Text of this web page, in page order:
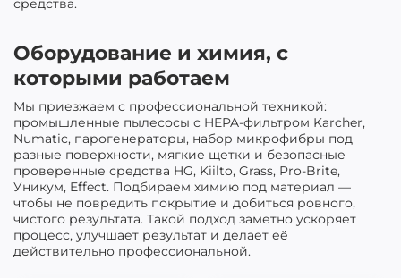
чистого результата. Такой подход заметно ускоряет
Профессиональные
моющие пылесосы
Мощные
парогенераторы